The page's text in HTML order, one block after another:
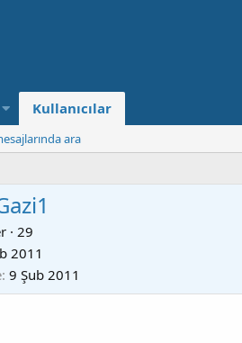
Kullanıcılar
ara
· 29
2011
9 Şub 2011